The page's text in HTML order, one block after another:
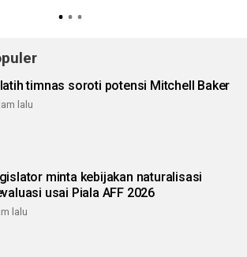
timnas soroti potensi Mitchell Baker
lalu
minta kebijakan naturalisasi
usai Piala AFF 2026
lalu